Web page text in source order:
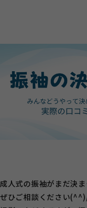
成人式の振袖がまだ決
ぜひご相談ください